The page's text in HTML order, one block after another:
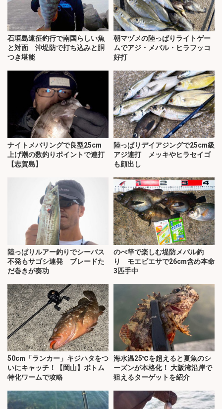
石垣島遠征釣行で南国らしい魚
と対面 沖堤防で打ち込みと胴
つき堪能
朝マヅメの陸っぱりライトゲー
ムでアジ・メバル・ヒラフッコ
好打
ナイトメバリングで良型25cm
上げ潮の数釣りポイントで連打
【志賀島】
陸っぱりデイアジングで25cm級
アジ連打 メッキやヒラセイゴ
も顔出し
陸っぱりルアー釣りでシーバス
不発もサゴシ連発 ブレードた
だ巻きが奏功
のべ竿で楽しむ堤防メバル釣
り モエビエサで26cm含め本命
3匹手中
50cm「ランカー」キジハタをつ
いにキャッチ！【岡山】ボトム
特化ワームで攻略
海水温25℃を超えると夏魚のシ
ーズンが本格化！ 大阪湾沿岸で
狙えるターゲットを紹介